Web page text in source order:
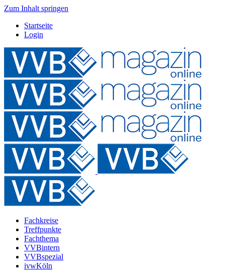
Zum Inhalt springen
Startseite
Login
Fachkreise
Treffpunkte
Fachthema
VVBintern
VVBspezial
ivwKöln